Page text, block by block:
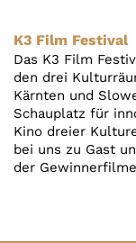
K3 Film Festival
Das K3 Film
den drei
Kärnten und
Schauplatz für
Kino dreier
bei uns zu Gast
der